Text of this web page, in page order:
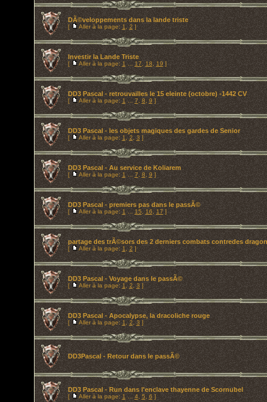
DÃ©veloppements dans la lande triste
[ Aller à la page: 1 ,2 ]
Investir la Lande Triste
[ Aller à la page: 1 ...17,18, 19]
DD3 Pascal - retrouvailles le 15 eleinte (octobre) -1442 CV
[ Aller à la page: 1 ...7 ,8 ,9]
DD3 Pascal - les objets magiques des gardes de Senior
[ Aller à la page: 1 ,2 ,3]
DD3 Pascal - Au service de Koliarem
[ Aller à la page: 1 ...7 ,8 ,9]
DD3 Pascal - premiers pas dans le passÃ©
[ Aller à la page: 1 ...15,16, 17]
partage des trÃ©sors des 2 derniers combats contredes
[ Aller à la page: 1 ,2 ]
DD3 Pascal - Voyage dans le passÃ©
[ Aller à la page: 1 ,2 ,3]
DD3 Pascal - Apocalypse, la dracoliche rouge
[ Aller à la page: 1 ,2 ,3]
DD3Pascal - Retour dans le passÃ©
DD3 Pascal - Run dans l'enclave thayenne de Scornubel
[ Aller à la page: 1 ...4,5 ,6]